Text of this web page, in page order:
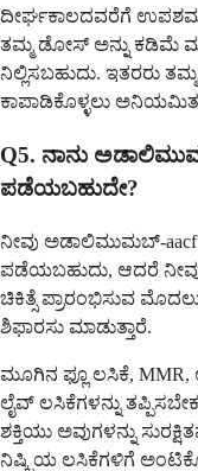
ದೀರ್ಘಕಾಲದವರೆಗೆ
ತಮ್ಮ ಡೋಸ್ ಅನ್ನು ಕಡಿಮೆ
ನಿಲ್ಲಿಸಬಹುದು. ಇತರರು
ಕಾಪಾಡಿಕೊಳ್ಳಲು
Q5. ನಾನು
ಪಡೆಯಬಹುದೇ?
ನೀವು ಅಡಾಲಿಮುಮಬ್-aacf
ಪಡೆಯಬಹುದು, ಆದರೆ ನೀವು
ಚಿಕಿತ್ಸೆ ಪ್ರಾರಂಭಿಸುವ
ಶಿಫಾರಸು ಮಾಡುತ್ತಾರೆ.
ಮೂಗಿನ ಫ್ಲೂ ಲಸಿಕೆ, MMR,
ಲೈವ್ ಲಸಿಕೆಗಳನ್ನು
ಶಕ್ತಿಯು ಅವುಗಳನ್ನು
ನಿಷ್ಕ್ರಿಯ ಲಸಿಕೆಗಳಿಗೆ